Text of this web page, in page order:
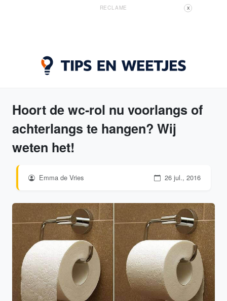
RECLAME X
Hoort de wc-rol nu voorlangs of
achterlangs te hangen? Wij
weten het!
Emma de Vries 26 jul., 2016